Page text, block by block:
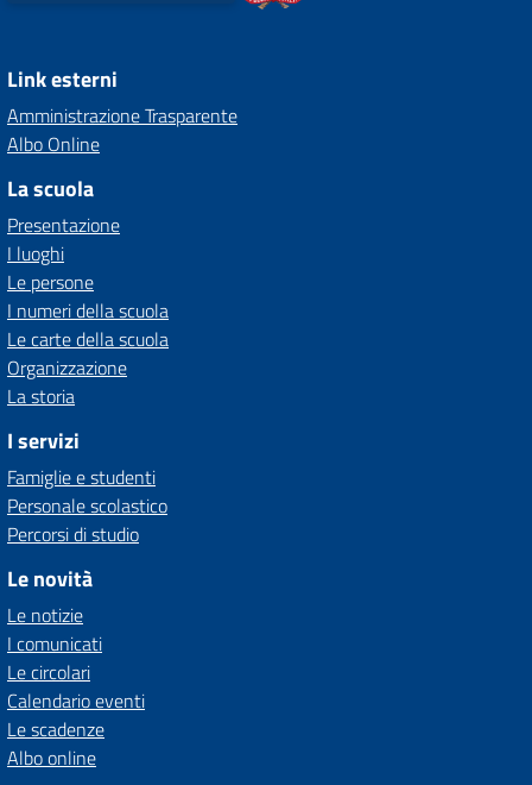
Link esterni
Amministrazione Trasparente
Albo Online
La scuola
Presentazione
I luoghi
Le persone
I numeri della scuola
Le carte della scuola
Organizzazione
La storia
I servizi
Famiglie e studenti
Personale scolastico
Percorsi di studio
Le novità
Le notizie
I comunicati
Le circolari
Calendario eventi
Le scadenze
Albo online